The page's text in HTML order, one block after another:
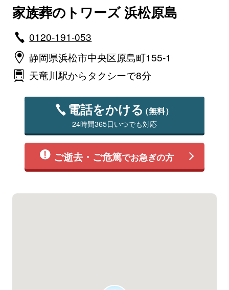
家族葬のトワーズ 浜松原島
0120-191-053
静岡県浜松市中央区原島町155-1
天竜川駅からタクシーで8分
電話をかける（無料）
24時間365日いつでも対応
ご逝去・ご危篤でお急ぎの方